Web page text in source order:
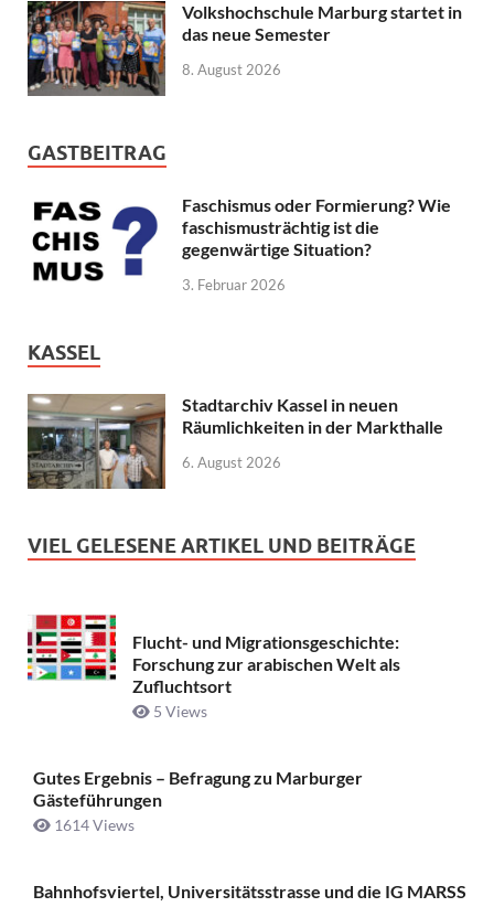
Volkshochschule Marburg startet in
das neue Semester
8. August 2026
GASTBEITRAG
Faschismus oder Formierung? Wie
faschismusträchtig ist die
gegenwärtige Situation?
3. Februar 2026
KASSEL
Stadtarchiv Kassel in neuen
Räumlichkeiten in der Markthalle
6. August 2026
VIEL GELESENE ARTIKEL UND BEITRÄGE
Flucht- und Migrationsgeschichte:
Forschung zur arabischen Welt als
Zufluchtsort
5 Views
Gutes Ergebnis – Befragung zu Marburger
Gästeführungen
1614 Views
Bahnhofsviertel, Universitätsstrasse und die IG MARSS